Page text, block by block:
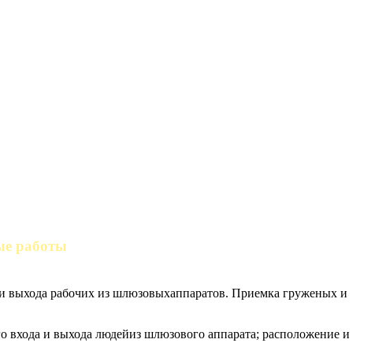
работы
выхода рабочих из шлюзовыхаппаратов. Приемка груженых и
входа и выхода людейиз шлюзового аппарата; расположение и